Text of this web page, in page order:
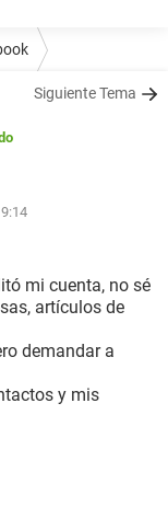
Siguiente Tema
mi cuenta, no sé
artículos de
demandar a
y mis